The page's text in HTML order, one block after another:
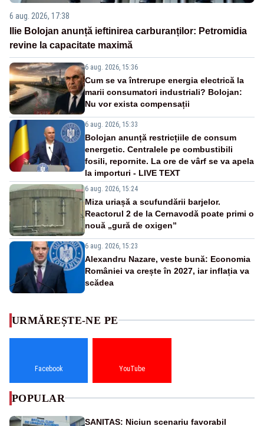
6 aug. 2026, 17:38
Ilie Bolojan anunță ieftinirea carburanților: Petromidia
revine la capacitate maximă
6 aug. 2026, 15:36
Cum se va întrerupe energia electrică la
marii consumatori industriali? Bolojan:
Nu vor exista compensații
6 aug. 2026, 15:33
Bolojan anunță restricțiile de consum
energetic. Centralele pe combustibili
fosili, repornite. La ore de vârf se va apela
la importuri - LIVE TEXT
6 aug. 2026, 15:24
Miza uriașă a scufundării barjelor.
Reactorul 2 de la Cernavodă poate primi o
nouă „gură de oxigen”
6 aug. 2026, 15:23
Alexandru Nazare, veste bună: Economia
României va crește în 2027, iar inflația va
scădea
URMĂREȘTE-NE PE
Facebook YouTube
POPULAR
SANITAS: Niciun scenariu favorabil